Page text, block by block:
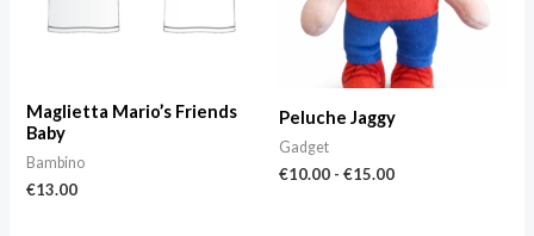
Maglietta Mario’s Friends
Baby
Bambino
€13.00
Peluche Jaggy
Gadget
€10.00 - €15.00